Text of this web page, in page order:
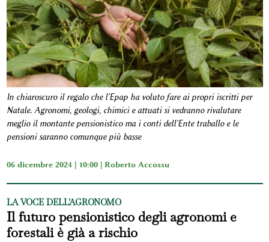
In chiaroscuro il regalo che l'Epap ha voluto fare ai propri iscritti per
Natale. Agronomi, geologi, chimici e attuati si vedranno rivalutare
meglio il montante pensionistico ma i conti dell'Ente traballo e le
pensioni saranno comunque più basse
06 dicembre 2024 | 10:00 | Roberto Accossu
LA VOCE DELL'AGRONOMO
Il futuro pensionistico degli agronomi e
forestali è già a rischio